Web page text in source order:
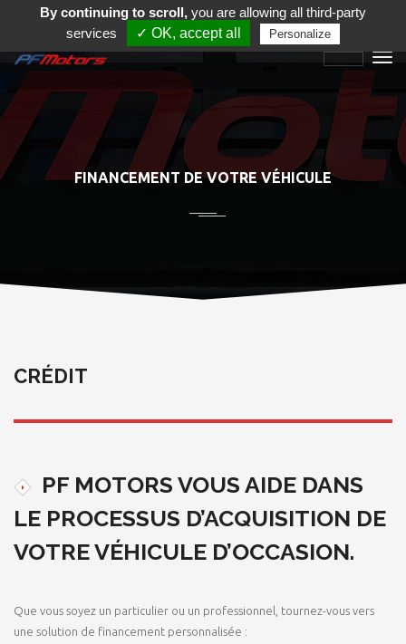
FINANCEMENT DE VOTRE VÉHICULE
CRÉDIT
PF MOTORS VOUS AIDE DANS
LE PROCESSUS D’ACQUISITION DE
VOTRE VÉHICULE D’OCCASION.
Que vous soyez un particulier ou un professionnel, tournez-vous vers
une solution de financement personnalisée :
By continuing to scroll,you are allowing all third-party
services
✓ OK, accept all Personalize